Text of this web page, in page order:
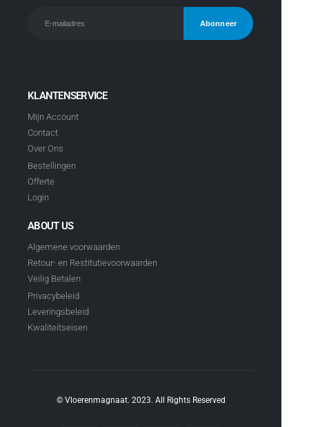
KLANTENSERVICE
Mijn Account
Contact
Over Ons
Bestellingen
Offerte
Login
ABOUT US
Algemene voorwaarden
Retour- en Restitutievoorwaarden
Veilig Betalen
Privacybeleid
Leveringsbeleid
Kwaliteitseisen
© Vloerenmagnaat. 2023. All Rights Reserved